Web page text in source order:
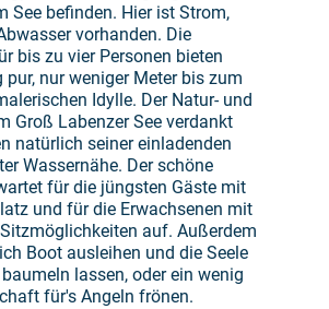
See befinden. Hier ist Strom,
vorhanden. Die
bis zu vier Personen bieten
pur, nur weniger Meter bis zum
Idylle. Der Natur- und
Groß Labenzer See verdankt
natürlich seiner einladenden
Wassernähe. Der schöne
für die jüngsten Gäste mit
und für die Erwachsenen mit
auf. Außerdem
Boot ausleihen und die Seele
lassen, oder ein wenig
für's Angeln frönen.